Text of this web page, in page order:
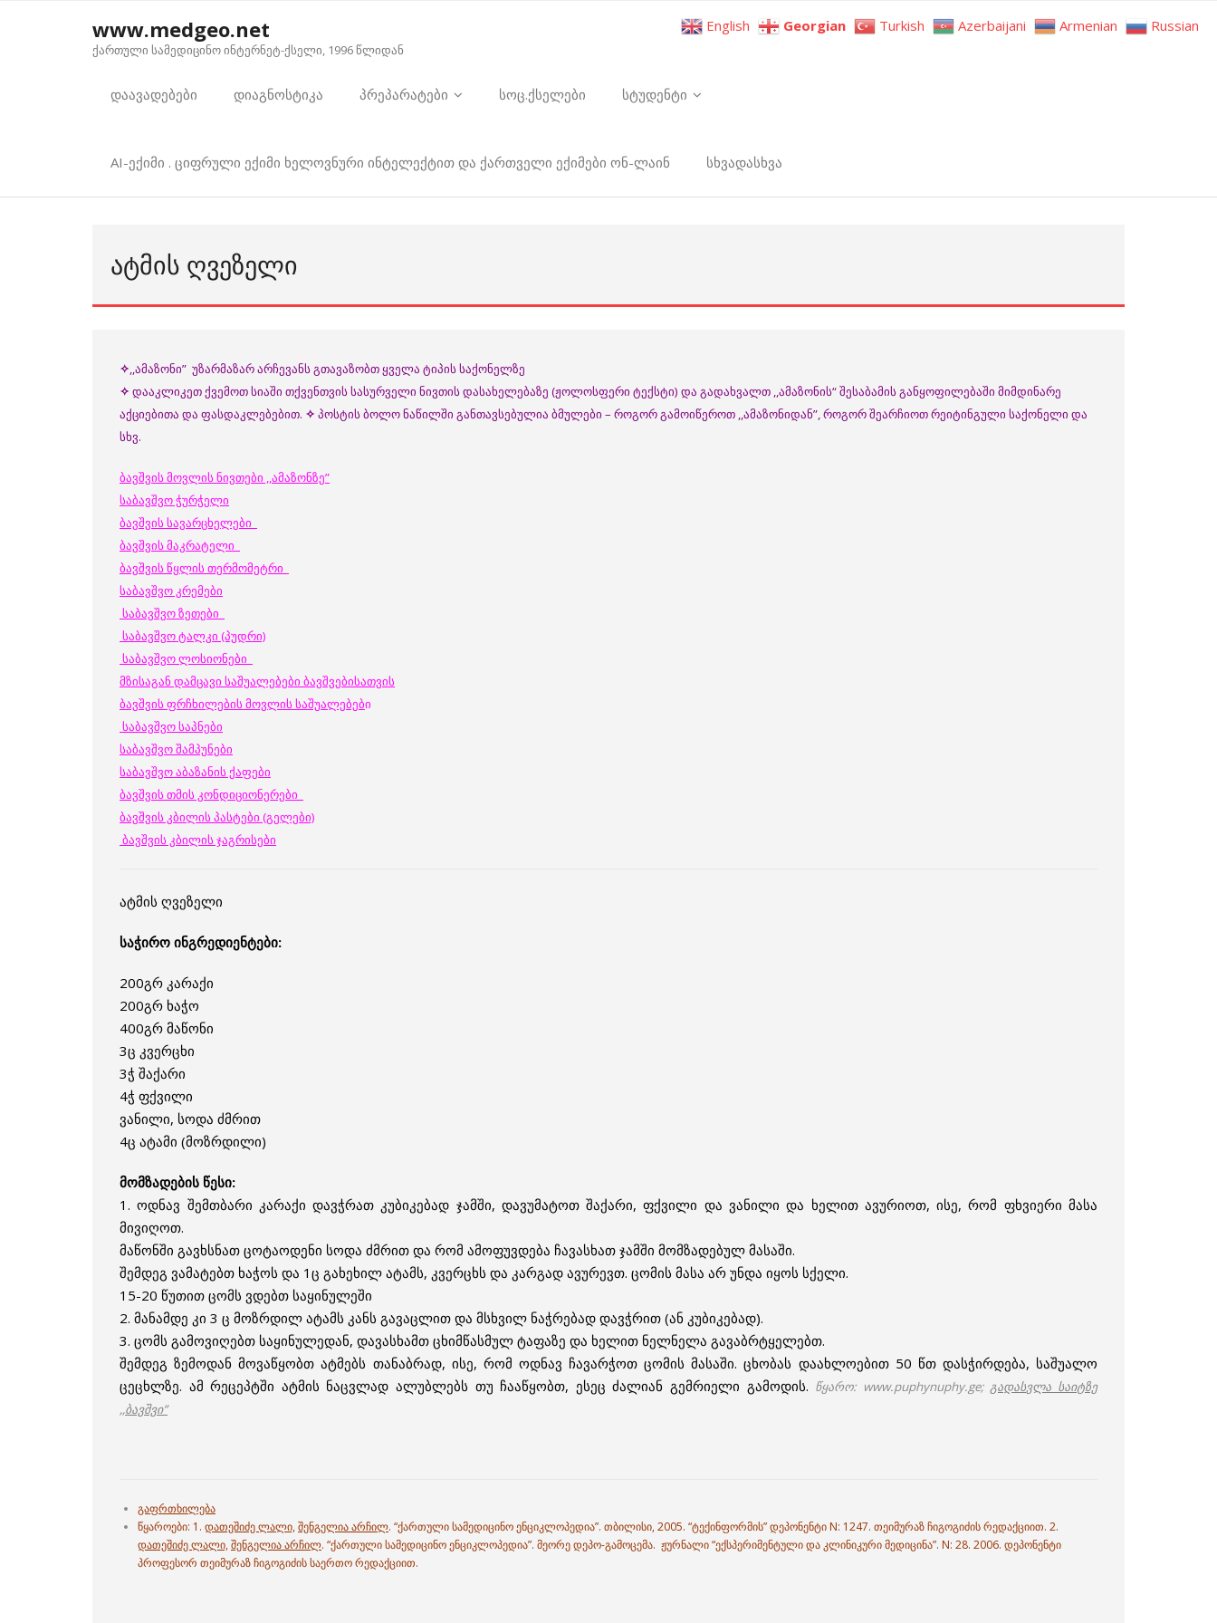
www.medgeo.net
ქართული სამედიცინო ინტერნეტ-ქსელი, 1996 წლიდან
დაავადებები დიაგნოსტიკა პრეპარატები სოც.ქსელები სტუდენტი
AI-ექიმი . ციფრული ექიმი ხელოვნური ინტელექტით და ქართველი ექიმები ონ-ლაინ სხვადასხვა
ᲐᲢᲛᲘᲡ ᲦᲕᲔᲖᲔᲚᲘ
✧,,ამაზონი” უზარმაზარ არჩევანს გთავაზობთ ყველა ტიპის საქონელზე
✧ დააკლიკეთ ქვემოთ სიაში თქვენთვის სასურველი ნივთის დასახელებაზე (ჟოლოსფერი ტექსტი) და გადახვალთ ,,ამაზონის“ შესაბამის განყოფილებაში მიმდინარე
აქციებითა და ფასდაკლებებით. ✧ პოსტის ბოლო ნაწილში განთავსებულია ბმულები – როგორ გამოიწეროთ ,,ამაზონიდან”, როგორ შეარჩიოთ რეიტინგული საქონელი და
სხვ.
ბავშვის მოვლის ნივთები ,,ამაზონზე”
საბავშვო ჭურჭელი
ბავშვის სავარცხელები
ბავშვის მაკრატელი
ბავშვის წყლის თერმომეტრი
საბავშვო კრემები
საბავშვო ზეთები
საბავშვო ტალკი (პუდრი)
საბავშვო ლოსიონები
მზისაგან დამცავი საშუალებები ბავშვებისათვის
ბავშვის ფრჩხილების მოვლის საშუალებები
საბავშვო საპნები
საბავშვო შამპუნები
საბავშვო აბაზანის ქაფები
ბავშვის თმის კონდიციონერები
ბავშვის კბილის პასტები (გელები)
ბავშვის კბილის ჯაგრისები
ატმის ღვეზელი
საჭირო ინგრედიენტები:
200გრ კარაქი
200გრ ხაჭო
400გრ მაწონი
3ც კვერცხი
3ჭ შაქარი
4ჭ ფქვილი
ვანილი, სოდა ძმრით
4ც ატამი (მოზრდილი)
მომზადების წესი:
1. ოდნავ შემთბარი კარაქი დავჭრათ კუბიკებად ჯამში, დავუმატოთ შაქარი, ფქვილი და ვანილი და ხელით ავურიოთ, ისე, რომ ფხვიერი მასა
მივიღოთ.
მაწონში გავხსნათ ცოტაოდენი სოდა ძმრით და რომ ამოფუვდება ჩავასხათ ჯამში მომზადებულ მასაში.
შემდეგ ვამატებთ ხაჭოს და 1ც გახეხილ ატამს, კვერცხს და კარგად ავურევთ. ცომის მასა არ უნდა იყოს სქელი.
15-20 წუთით ცომს ვდებთ საყინულეში
2. მანამდე კი 3 ც მოზრდილ ატამს კანს გავაცლით და მსხვილ ნაჭრებად დავჭრით (ან კუბიკებად).
3. ცომს გამოვიღებთ საყინულედან, დავასხამთ ცხიმწასმულ ტაფაზე და ხელით ნელნელა გავაბრტყელებთ.
შემდეგ ზემოდან მოვაწყობთ ატმებს თანაბრად, ისე, რომ ოდნავ ჩავარჭოთ ცომის მასაში. ცხობას დაახლოებით 50 წთ დასჭირდება, საშუალო
ცეცხლზე. ამ რეცეპტში ატმის ნაცვლად ალუბლებს თუ ჩააწყობთ, ესეც ძალიან გემრიელი გამოდის. წყარო: www.puphynuphy.ge; გადასვლა საიტზე
,,ბავშვი”
გაფრთხილება
წყაროები: 1. დათეშიძე ლალი,შენგელია არჩილ. “ქართული სამედიცინო ენციკლოპედია”. თბილისი, 2005. “ტექინფორმის” დეპონენტი N: 1247. თეიმურაზ ჩიგოგიძის რედაქციით. 2.
დათეშიძე ლალი,შენგელია არჩილ. “ქართული სამედიცინო ენციკლოპედია”. მეორე დეპო-გამოცემა. ჟურნალი “ექსპერიმენტული და კლინიკური მედიცინა”. N: 28. 2006. დეპონენტი
პროფესორ თეიმურაზ ჩიგოგიძის საერთო რედაქციით.
English Georgian Turkish Azerbaijani Armenian Russian